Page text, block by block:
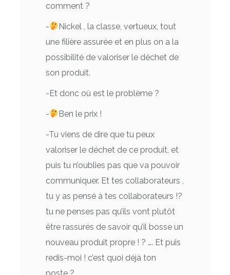
comment ?
-
Nickel , la classe, vertueux, tout
une filière assurée et en plus on a la
possibilité de valoriser le déchet de
son produit.
-Et donc où est le problème ?
- Ben le prix !
-Tu viens de dire que tu peux
valoriser le déchet de ce produit, et
puis tu n’oublies pas que va pouvoir
communiquer. Et tes collaborateurs ,
tu y as pensé à tes collaborateurs !?
tu ne penses pas qu’ils vont plutôt
être rassurés de savoir qu’il bosse un
nouveau produit propre ! ? …. Et puis
redis-moi ! c’est quoi déjà ton
poste ?